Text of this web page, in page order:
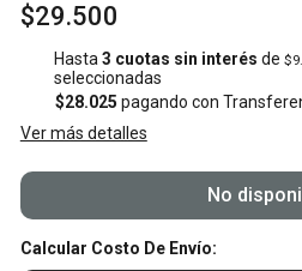
$29.500
Hasta 3 cuotas sin interés de
seleccionadas
$28.025 pagando con
Ver más detalles
No
Calcular Costo De Envío: